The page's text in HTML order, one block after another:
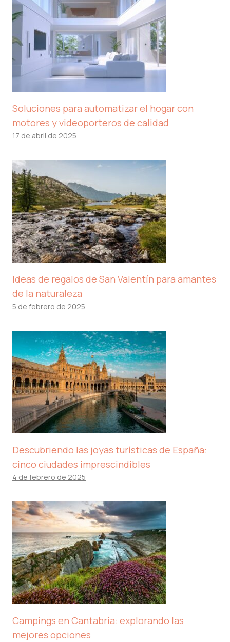
Soluciones para automatizar el hogar con
motores y videoporteros de calidad
17 de abril de 2025
Ideas de regalos de San Valentín para amantes
de la naturaleza
5 de febrero de 2025
Descubriendo las joyas turísticas de España:
cinco ciudades imprescindibles
4 de febrero de 2025
Campings en Cantabria: explorando las
mejores opciones